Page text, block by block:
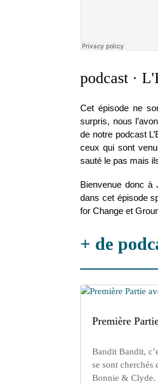
podcast ·
Cet épisode ne
surpris, nous
de notre podcast
ceux qui sont
sauté le pas mais
Bienvenue donc à
dans cet épisode
for Change et
+ de
Première
Bandit Bandit,
se sont cherchés
Bonnie & Clyde.